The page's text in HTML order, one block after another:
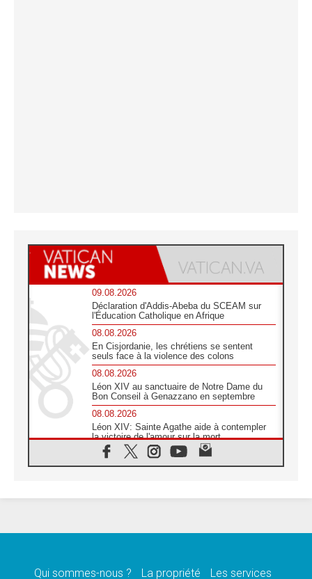
09.08.2026
Déclaration d'Addis-Abeba du SCEAM sur
l'Éducation Catholique en Afrique
08.08.2026
En Cisjordanie, les chrétiens se sentent
seuls face à la violence des colons
08.08.2026
Léon XIV au sanctuaire de Notre Dame du
Bon Conseil à Genazzano en septembre
08.08.2026
Léon XIV: Sainte Agathe aide à contempler
la victoire de l'amour sur la mort
08.08.2026
«Relancer l'empathie», le projet Triennal d'art
08.08.2026
07.08.2026
Qui sommes-nous ? La propriété Les services